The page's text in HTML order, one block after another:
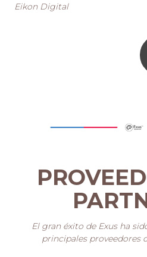
Eikon Digital
El gran éxito de Exus ha
principales proveedores